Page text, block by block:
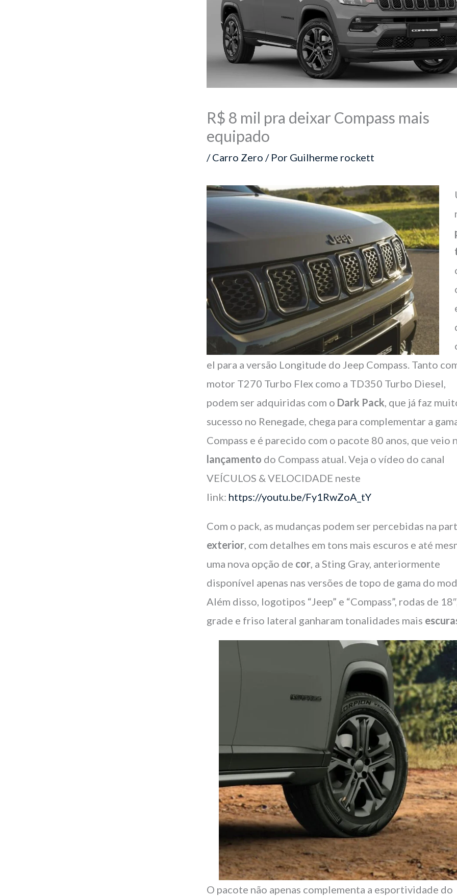
R$ 8 mil pra deixar Compass mais
equipado
/Carro Zero / Por Guilherme rockett
el para a versão Longitude do Jeep Compass. Tanto
motor T270 Turbo Flex como a TD350 Turbo Diesel,
podem ser adquiridas com o Dark Pack, que já faz
sucesso no Renegade, chega para complementar a
Compass e é parecido com o pacote 80 anos, que veio
lançamento do Compass atual. Veja o vídeo do canal
VEÍCULOS & VELOCIDADE neste
link: https://youtu.be/Fy1RwZoA_tY
Com o pack, as mudanças podem ser percebidas na
exterior, com detalhes em tons mais escuros e até
uma nova opção de cor, a Sting Gray, anteriormente
disponível apenas nas versões de topo de gama do
Além disso, logotipos “Jeep” e “Compass”, rodas de
grade e friso lateral ganharam tonalidades mais
O pacote não apenas complementa a esportividade do